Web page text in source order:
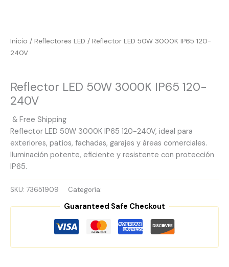
Inicio / Reflectores LED / Reflector LED 50W 3000K IP65 120-
240V
Reflector LED 50W 3000K IP65 120-
240V
& Free Shipping
Reflector LED 50W 3000K IP65 120-240V, ideal para
exteriores, patios, fachadas, garajes y áreas comerciales.
Iluminación potente, eficiente y resistente con protección
IP65.
SKU: 73651909 Categoría:
Guaranteed Safe Checkout